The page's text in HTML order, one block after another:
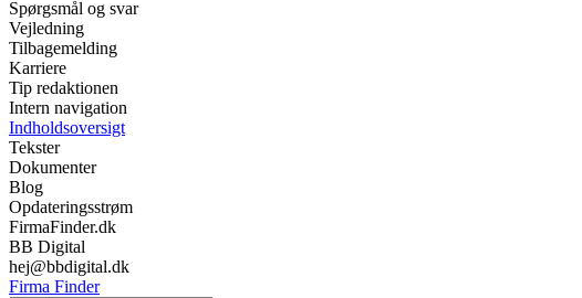
Spørgsmål og svar
Vejledning
Tilbagemelding
Karriere
Tip redaktionen
Intern navigation
Indholdsoversigt
Tekster
Dokumenter
Blog
Opdateringsstrøm
FirmaFinder.dk
BB Digital
hej@bbdigital.dk
Firma Finder